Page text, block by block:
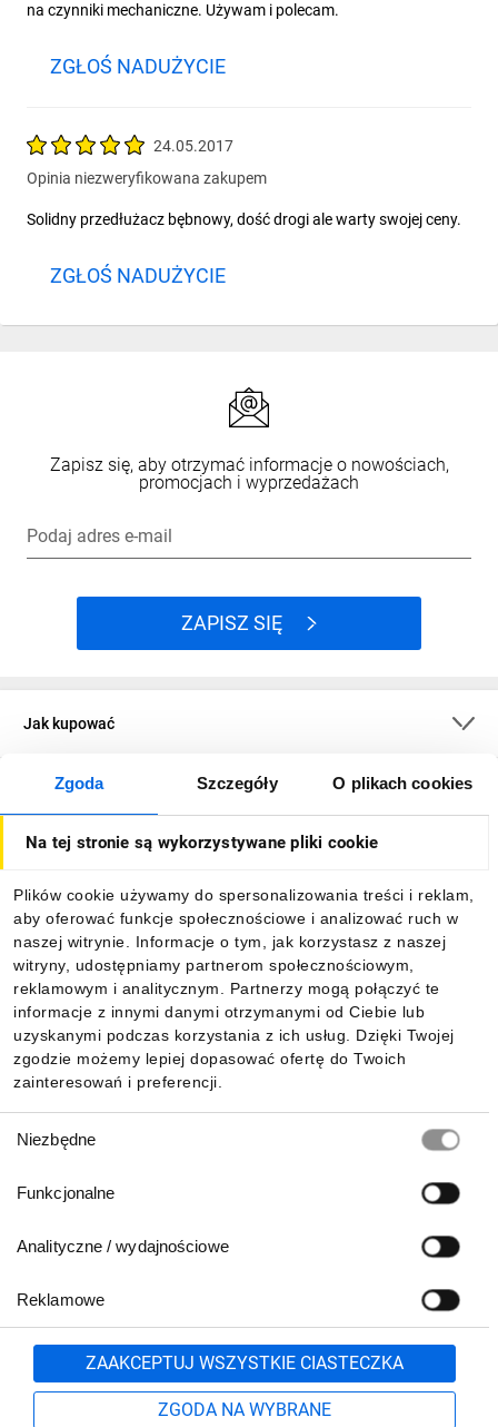
Zgoda Szczegóły O plikach cookies
Na tej stronie są wykorzystywane pliki cookie
Plików cookie używamy do spersonalizowania treści i reklam,
aby oferować funkcje społecznościowe i analizować ruch w
naszej witrynie. Informacje o tym, jak korzystasz z naszej
witryny, udostępniamy partnerom społecznościowym,
reklamowym i analitycznym. Partnerzy mogą połączyć te
informacje z innymi danymi otrzymanymi od Ciebie lub
uzyskanymi podczas korzystania z ich usług. Dzięki Twojej
zgodzie możemy lepiej dopasować ofertę do Twoich
zainteresowań i preferencji.
zgody
Niezbędne
Funkcjonalne
Analityczne / wydajnościowe
Reklamowe
ZAAKCEPTUJ WSZYSTKIE CIASTECZKA
ZGODA NA WYBRANE
na czynniki mechaniczne. Używam i polecam.
ZGŁOŚ NADUŻYCIE
24.05.2017
Opinia niezweryfikowana zakupem
Solidny przedłużacz bębnowy, dość drogi ale warty swojej ceny.
ZGŁOŚ NADUŻYCIE
Zapisz się, aby otrzymać informacje o nowościach,
promocjach i wyprzedażach
Podaj adres e-mail
ZAPISZ SIĘ
Jak kupować
O firmie
Informacje
Pobierz naszą aplikację mobilną:
801 500 700 lub
71 37 61 600
Formularz kontaktowy